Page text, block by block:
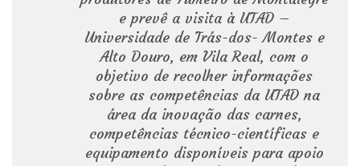
e prevê a visita à UTAD –
Universidade de Trás-dos- Montes e
Alto Douro, em Vila Real, com o
objetivo de recolher informações
sobre as competências da UTAD na
área da inovação das carnes,
competências técnico-científicas e
equipamento disponíveis para apoio